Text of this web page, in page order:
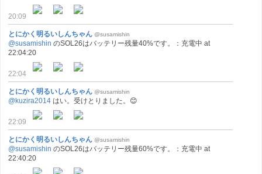
20:09
とにかく明るいしんちゃん @susamishin
@susamishin のSOL26はバッテリー残量40%です。：充電中 at
22:04:20
22:04
とにかく明るいしんちゃん @susamishin
@kuzira2014 はい。受けとりました。😊
22:09
とにかく明るいしんちゃん @susamishin
@susamishin のSOL26はバッテリー残量60%です。：充電中 at
22:40:20